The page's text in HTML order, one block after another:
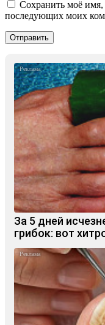
Сохранить моё имя,
последующих моих
За 5 дней
грибок: вот